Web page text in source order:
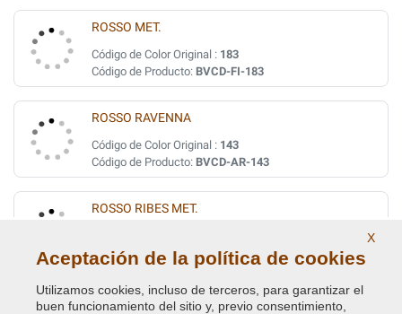
ROSSO MET.
Código de Color Original : 183
Código de Producto: BVCD-FI-183
ROSSO RAVENNA
Código de Color Original : 143
Código de Producto: BVCD-AR-143
ROSSO RIBES MET.
Código de Producto:BVCD-FI-182
TURCHESE MET.
X
Aceptación de la política de cookies
Utilizamos cookies, incluso de terceros, para garantizar el
buen funcionamiento del sitio y, previo consentimiento,